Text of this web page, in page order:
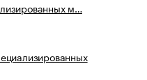
м…